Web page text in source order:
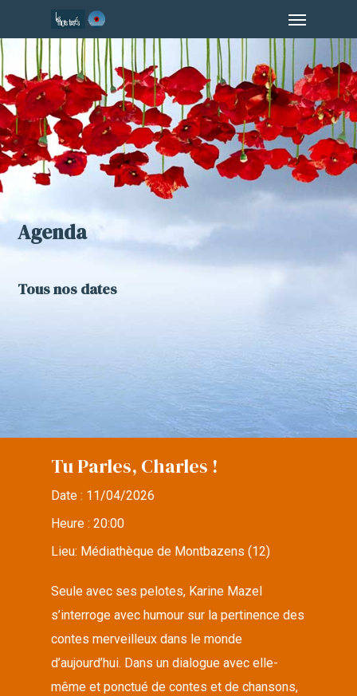
to
main
content
Agenda
Tous nos dates
Tu Parles, Charles !
Date : 11/04/2026
Heure :20:00
Lieu: Médiathèque de Montbazens (12)
Seule avec ses pelotes, Karine Mazel
s’interroge avec humour sur la pertinence des
contes merveilleux dans le monde
d’aujourd’hui. Dans un dialogue avec elle-
même et ponctué de contes et de chansons,